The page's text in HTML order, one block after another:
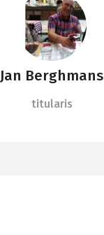
Jan Berghmans
titularis